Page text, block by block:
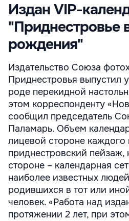
Издан VIP-
"Приднестровье
рождения"
Издательство Союза
Приднестровья выпустил
роде перекидной
этом корреспонденту
сообщил председатель
Паламарь. Объем
лицевой стороне каждого
приднестровский пейзаж,
стороне – календарная
наиболее известных
родившихся в тот или
человек. «Работа над
протяжении 2 лет, при